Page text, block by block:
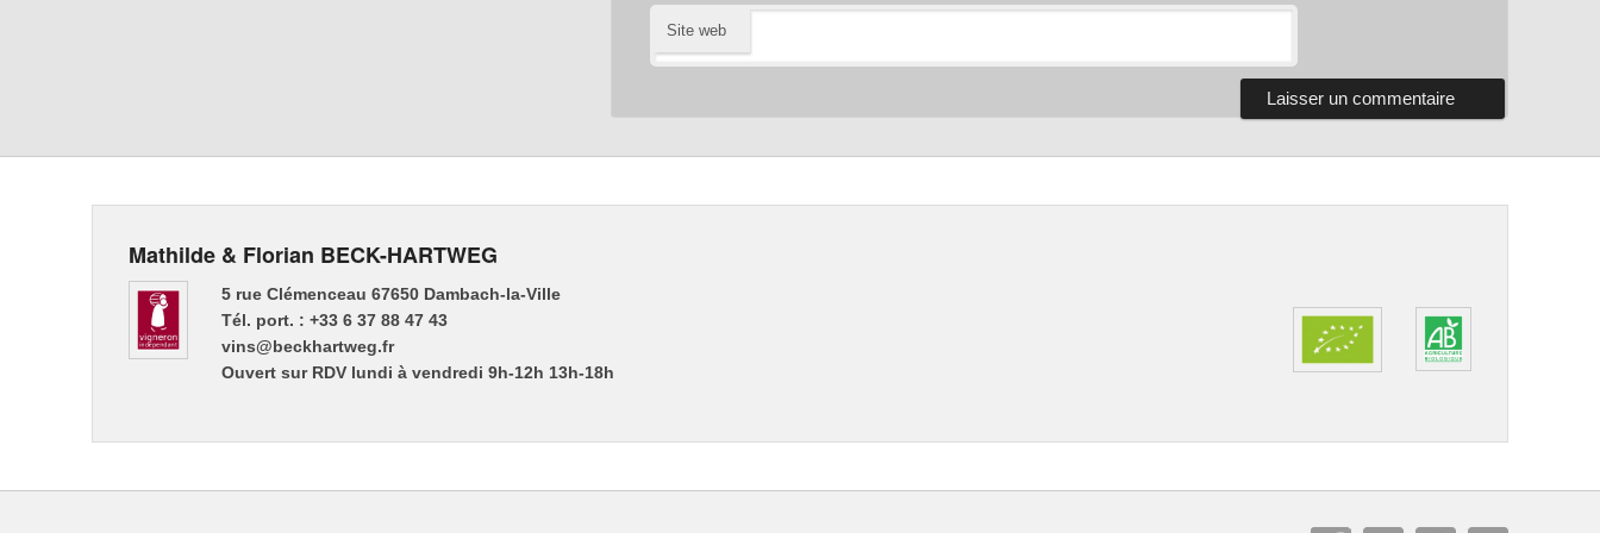
Site web
Mathilde & Florian BECK-HARTWEG
5 rue Clémenceau 67650 Dambach-la-Ville
Tél. port. : +33 6 37 88 47 43
vins@beckhartweg.fr
Ouvert sur RDV lundi à vendredi 9h-12h 13h-18h